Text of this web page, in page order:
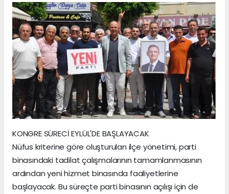
KONGRE SÜRECİ EYLÜL'DE BAŞLAYACAK
Nüfus kriterine göre oluşturulan ilçe yönetimi, parti
binasındaki tadilat çalışmalarının tamamlanmasının
ardından yeni hizmet binasında faaliyetlerine
başlayacak. Bu süreçte parti binasının açılışı için de